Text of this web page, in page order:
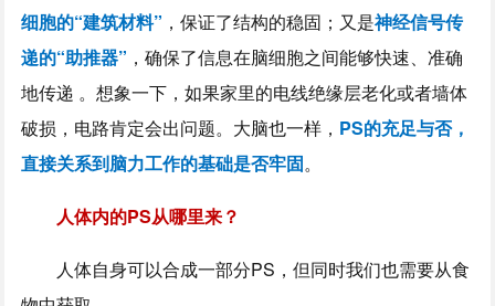
细胞的“建筑材料” ，保证了结构的稳固；又是神经信号传
递的“助推器” ，确保了信息在脑细胞之间能够快速、准确
地传递 。想象一下，如果家里的电线绝缘层老化或者墙体
破损，电路肯定会出问题。大脑也一样， PS的充足与否，
直接关系到脑力工作的基础是否牢固。
人体内的PS从哪里来？
人体自身可以合成一部分PS，但同时我们也需要从食